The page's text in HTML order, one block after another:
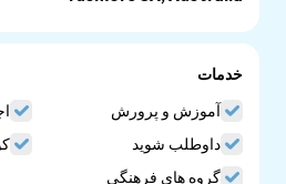
Tusmore SA, Australia
خدمات
آموزش و پرورش
داوطلب شوید
گروه های فرهنگی